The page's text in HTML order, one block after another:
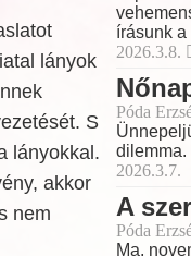
lányok
S
lányokkal.
akkor
nem
írásunk
2026.3.8.
Póda
dilemma.
2026.3.7.
A
Póda
Ma,